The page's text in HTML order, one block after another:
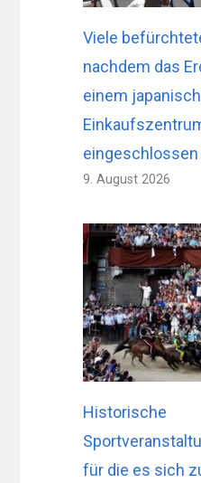
Viele
nachdem das
einem
eingeschlossen
9. August 2026
Historische
für die es sich